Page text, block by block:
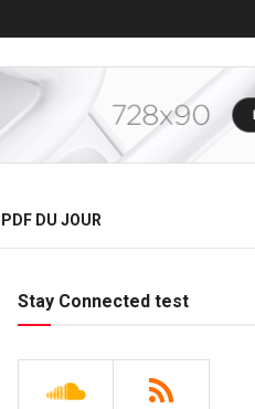
PDF DU JOUR
Stay Connected test